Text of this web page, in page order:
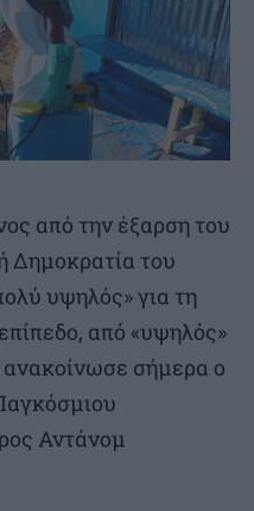
από την έξαρση του
Δημοκρατία του
υψηλός» για τη
από «υψηλός»
σήμερα ο
Αντάνομ